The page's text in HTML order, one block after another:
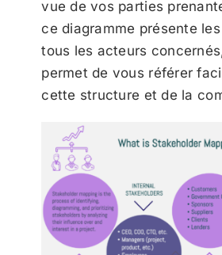
vue de vos parties
ce diagramme présente
tous les acteurs
permet de vous référer
cette structure et de la